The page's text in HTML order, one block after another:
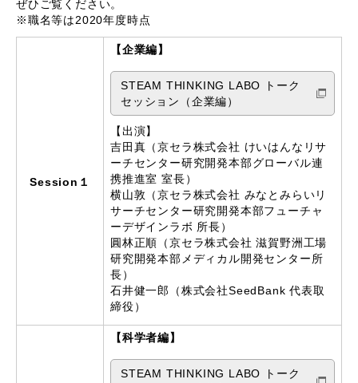
ぜひご覧ください。
※職名等は2020年度時点
Session１
【企業編】
STEAM THINKING LABO トーク
セッション（企業編）
【出演】
吉田真（京セラ株式会社 けいはんなリサ
ーチセンター研究開発本部グローバル連
携推進室 室長）
横山敦（京セラ株式会社 みなとみらいリ
サーチセンター研究開発本部フューチャ
ーデザインラボ 所長）
圓林正順（京セラ株式会社 滋賀野洲工場
研究開発本部メディカル開発センター所
長）
石井健一郎（株式会社SeedBank 代表取
締役）
【科学者編】
STEAM THINKING LABO トーク